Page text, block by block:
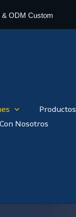
& ODM Custom
Productos
Nosotros